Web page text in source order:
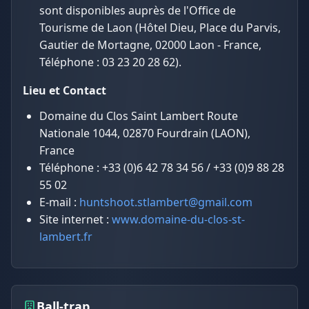
sont disponibles auprès de l'Office de
Tourisme de Laon (Hôtel Dieu, Place du Parvis,
Gautier de Mortagne, 02000 Laon - France,
Téléphone : 03 23 20 28 62).
Lieu et Contact
Domaine du Clos Saint Lambert Route
Nationale 1044, 02870 Fourdrain (LAON),
France
Téléphone : +33 (0)6 42 78 34 56 / +33 (0)9 88 28
55 02
E-mail : huntshoot.stlambert@gmail.com
Site internet : www.domaine-du-clos-st-
lambert.fr